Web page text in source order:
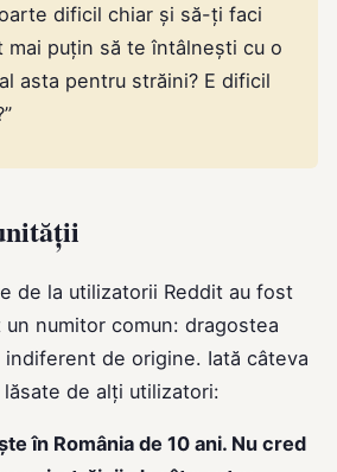
dificil chiar și să-ți faci
mai puțin să te întâlnești cu o
asta pentru străini? E dificil
de la utilizatorii Reddit au fost
numitor comun: dragostea
de origine. Iată câteva
de alți utilizatori:
în România de 10 ani. Nu cred